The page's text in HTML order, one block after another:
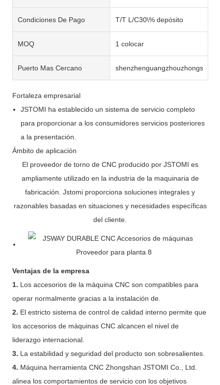
Condiciones De Pago T/T L/C30\% depósito
MOQ 1 colocar
Puerto Mas Cercano shenzhenguangzhouzhongshan
Fortaleza empresarial
JSTOMI ha establecido un sistema de servicio completo
para proporcionar a los consumidores servicios posteriores
a la presentación.
Ámbito de aplicación
El proveedor de torno de CNC producido por JSTOMI es
ampliamente utilizado en la industria de la maquinaria de
fabricación. Jstomi proporciona soluciones integrales y
razonables basadas en situaciones y necesidades específicas
del cliente.
Ventajas de la empresa
1. Los accesorios de la máquina CNC son compatibles para
operar normalmente gracias a la instalación de.
2. El estricto sistema de control de calidad interno permite que
los accesorios de máquinas CNC alcancen el nivel de
liderazgo internacional.
3. La estabilidad y seguridad del producto son sobresalientes.
4. Máquina herramienta CNC Zhongshan JSTOMI Co., Ltd.
alinea los comportamientos de servicio con los objetivos